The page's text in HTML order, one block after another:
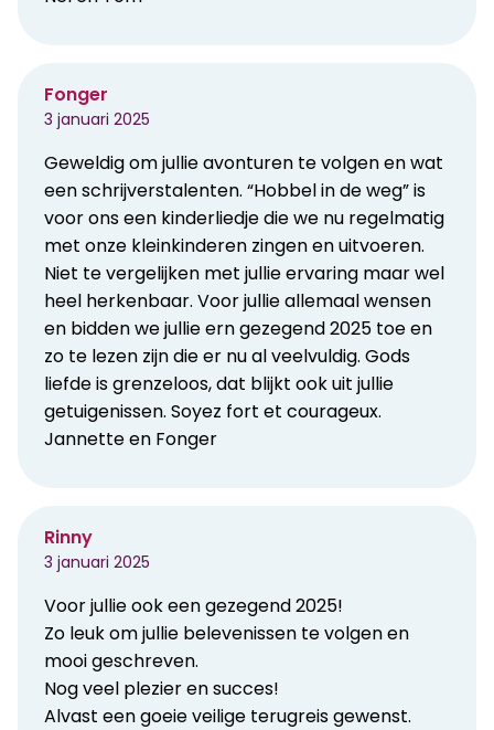
Fonger
3 januari 2025
Geweldig om jullie avonturen te volgen en wat
een schrijverstalenten. “Hobbel in de weg” is
voor ons een kinderliedje die we nu regelmatig
met onze kleinkinderen zingen en uitvoeren.
Niet te vergelijken met jullie ervaring maar wel
heel herkenbaar. Voor jullie allemaal wensen
en bidden we jullie ern gezegend 2025 toe en
zo te lezen zijn die er nu al veelvuldig. Gods
liefde is grenzeloos, dat blijkt ook uit jullie
getuigenissen. Soyez fort et courageux.
Jannette en Fonger
Rinny
3 januari 2025
Voor jullie ook een gezegend 2025!
Zo leuk om jullie belevenissen te volgen en
mooi geschreven.
Nog veel plezier en succes!
Alvast een goeie veilige terugreis gewenst.